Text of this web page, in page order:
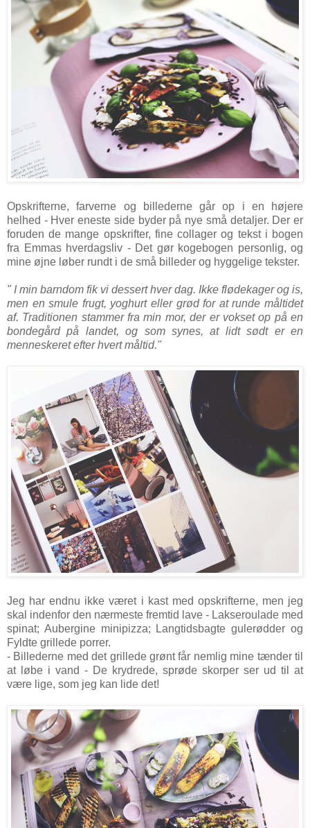
Opskrifterne, farverne og billederne går op i en højere
helhed - Hver eneste side byder på nye små detaljer. Der er
foruden de mange opskrifter, fine collager og tekst i bogen
fra Emmas hverdagsliv - Det gør kogebogen personlig, og
mine øjne løber rundt i de små billeder og hyggelige tekster.
" I min barndom fik vi dessert hver dag. Ikke flødekager og is,
men en smule frugt, yoghurt eller grød for at runde måltidet
af. Traditionen stammer fra min mor, der er vokset op på en
bondegård på landet, og som synes, at lidt sødt er en
menneskeret efter hvert måltid."
Jeg har endnu ikke været i kast med opskrifterne, men jeg
skal indenfor den nærmeste fremtid lave - Lakseroulade med
spinat; Aubergine minipizza; Langtidsbagte gulerødder og
Fyldte grillede porrer.
- Billederne med det grillede grønt får nemlig mine tænder til
at løbe i vand - De krydrede, sprøde skorper ser ud til at
være lige, som jeg kan lide det!